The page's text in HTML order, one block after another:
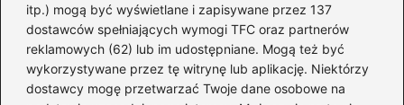
itp.) mogą być wyświetlane i zapisywane przez 137
dostawców spełniających wymogi TFC oraz partnerów
reklamowych (62) lub im udostępniane. Mogą też być
wykorzystywane przez tę witrynę lub aplikację. Niektórzy
dostawcy mogę przetwarzać Twoje dane osobowe na
moje miejsce w sieci, w którym dzielę się pasją do quadów,
samochodów, motocykli oraz szeroko pojętej techniki
motoryzacyjnej. Interesują mnie zarówno codzienne
aspekty użytkowania pojazdów, jak i ich możliwości w
terenie, na trasie czy w warunkach ekstremalnych. Testuję,
porównuję, analizuję i tłumaczę — od wyboru